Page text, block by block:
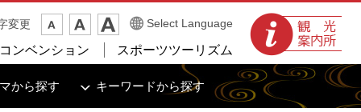
観光案内所
変更 Select Language
コンベンション スポーツツーリズム
から探す キーワードから探す